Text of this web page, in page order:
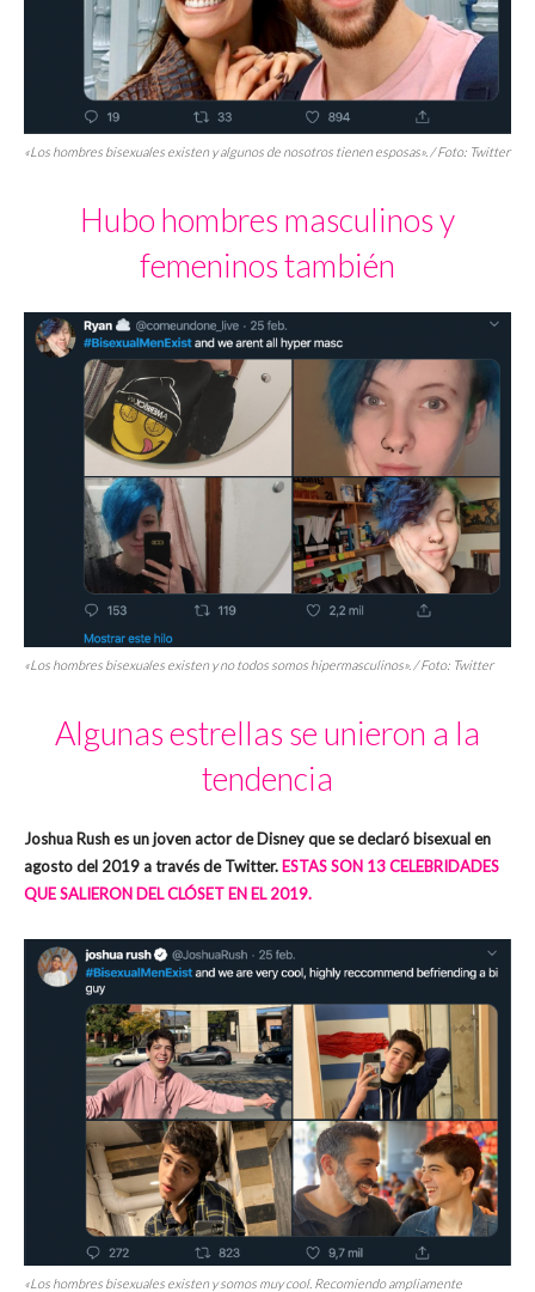
«Los hombres bisexuales existen y algunos de nosotros tienen esposas». / Foto: Twitter
Hubo hombres masculinos y
femeninos también
«Los hombres bisexuales existen y no todos somos hipermasculinos». / Foto: Twitter
Algunas estrellas se unieron a la
tendencia
Joshua Rush es un joven actor de Disney que se declaró bisexual en
agosto del 2019 a través de Twitter. ESTAS SON 13 CELEBRIDADES
QUE SALIERON DEL CLÓSET EN EL 2019.
«Los hombres bisexuales existen y somos muy cool. Recomiendo ampliamente